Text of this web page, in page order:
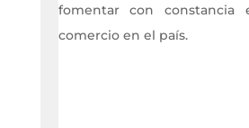
fomentar con constancia
comercio en el país.